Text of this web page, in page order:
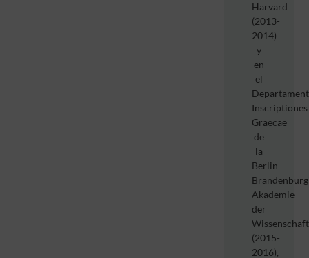
Harvard
(2013-
2014)
y
en
el
Inscriptiones
Graecae
de
la
Berlin-
Akademie
der
(2015-
2016),